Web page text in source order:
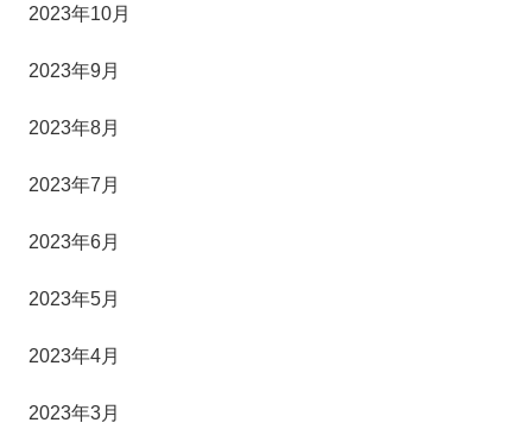
2023年10月
2023年9月
2023年8月
2023年7月
2023年6月
2023年5月
2023年4月
2023年3月